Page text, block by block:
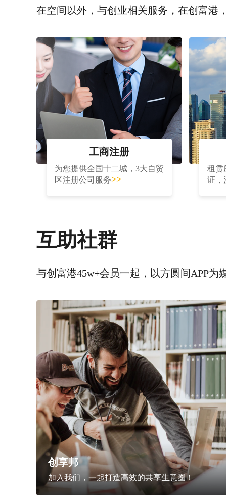
在空间以外，与创业相关服务，在创富港
工商注册
为您提供全国十二城，3大自贸
区注册公司服务>>
租赁
证，
互助社群
与创富港45w+会员一起，以方圆间APP为
创享邦
加入我们，一起打造高效的共享生意圈！